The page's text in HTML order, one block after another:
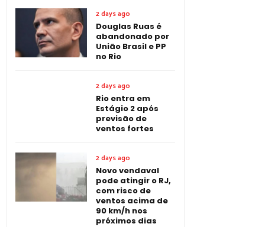
2 days ago
Douglas Ruas é
abandonado por
União Brasil e PP
no Rio
2 days ago
Rio entra em
Estágio 2 após
previsão de
ventos fortes
2 days ago
Novo vendaval
pode atingir o RJ,
com risco de
ventos acima de
90 km/h nos
próximos dias